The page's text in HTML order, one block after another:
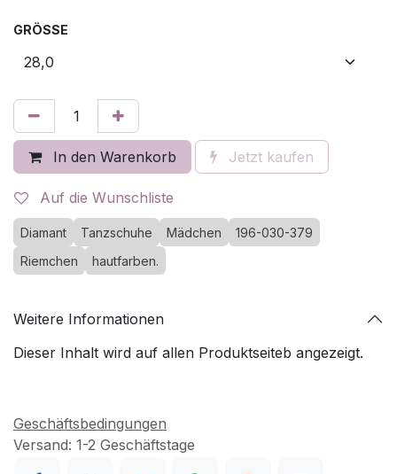
GRÖSSE
In den Warenkorb Jetzt kaufen
Auf die Wunschliste
Diamant Tanzschuhe Mädchen
196-030-379
Riemchen
hautfarben.
Weitere Informationen
Dieser Inhalt wird auf allen Produktseiteb angezeigt.
Geschäftsbedingungen
Versand: 1-2 Geschäftstage